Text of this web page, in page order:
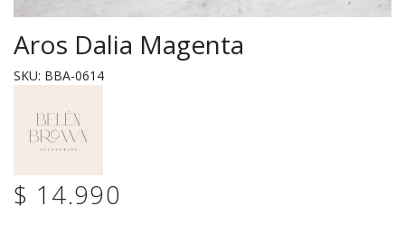
Aros Dalia Magenta
SKU: BBA-0614
$ 14.990